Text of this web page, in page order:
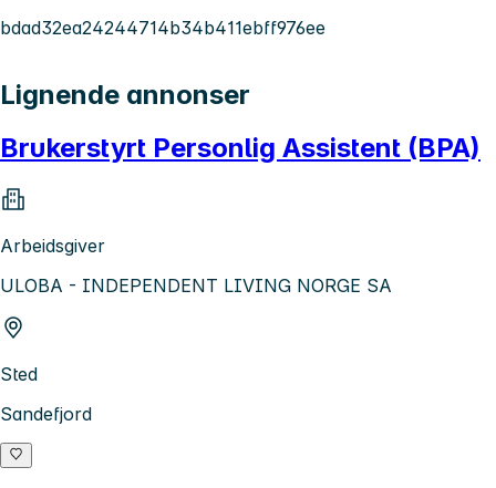
bdad32ea24244714b34b411ebff976ee
Lignende annonser
Brukerstyrt Personlig Assistent (BPA)
Arbeidsgiver
ULOBA - INDEPENDENT LIVING NORGE SA
Sted
Sandefjord